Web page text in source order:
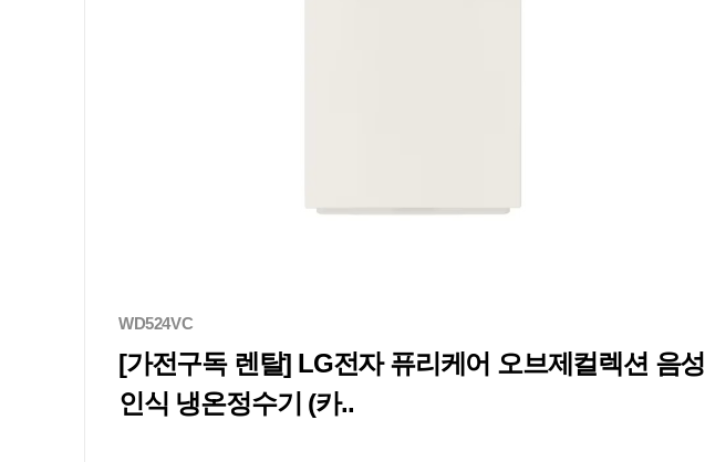
WD524VC
[가전구독 렌탈] LG전자 퓨리케어 오브제컬렉션 음성
인식 냉온정수기 (카..